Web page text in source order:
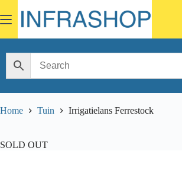
to
content
Home Tuin Irrigatielans Ferrestock
SOLD OUT